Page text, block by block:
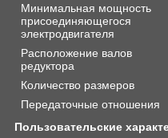
Минимальная мощность
присоединяющегося
электродвигателя
Расположение валов
редуктора
Количество размеров
Передаточные отношения
Пользовательские